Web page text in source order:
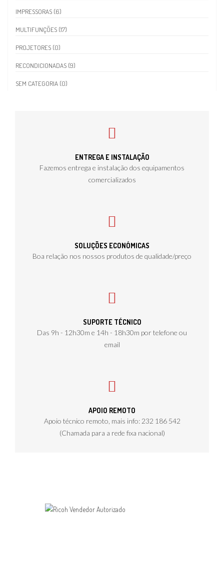
IMPRESSORAS (6)
MULTIFUNÇÕES (17)
PROJETORES (0)
RECONDICIONADAS (9)
SEM CATEGORIA (0)
ENTREGA E INSTALAÇÃO
Fazemos entrega e instalação dos equipamentos
comercializados
SOLUÇÕES ECONÓMICAS
Boa relação nos nossos produtos de qualidade/preço
SUPORTE TÉCNICO
Das 9h - 12h30m e 14h - 18h30m por telefone ou
email
APOIO REMOTO
Apoio técnico remoto, mais info: 232 186 542
(Chamada para a rede fixa nacional)